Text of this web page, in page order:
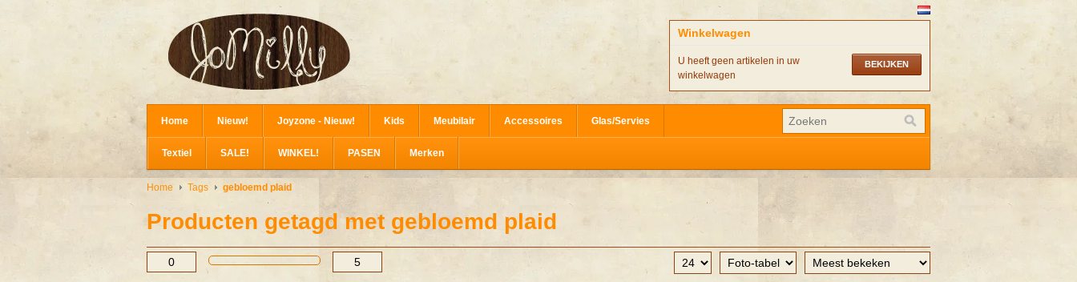
Winkelwagen
BEKIJKEN
U heeft geen artikelen in uw
winkelwagen
Home Nieuw! Joyzone - Nieuw! Kids Meubilair Accessoires Glas/Servies
Textiel SALE! WINKEL! PASEN Merken
Home Tags gebloemd plaid
Producten getagd met gebloemd plaid